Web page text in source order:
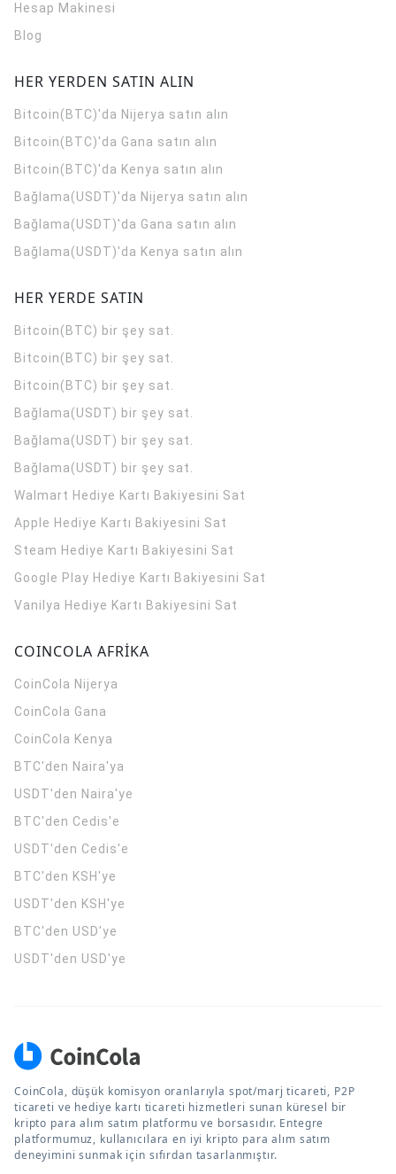
Hesap Makinesi
Blog
HER YERDEN SATIN ALIN
Bitcoin(BTC)'da Nijerya satın alın
Bitcoin(BTC)'da Gana satın alın
Bitcoin(BTC)'da Kenya satın alın
Bağlama(USDT)'da Nijerya satın alın
Bağlama(USDT)'da Gana satın alın
Bağlama(USDT)'da Kenya satın alın
HER YERDE SATIN
Bitcoin(BTC) bir şey sat.
Bitcoin(BTC) bir şey sat.
Bitcoin(BTC) bir şey sat.
Bağlama(USDT) bir şey sat.
Bağlama(USDT) bir şey sat.
Bağlama(USDT) bir şey sat.
Walmart Hediye Kartı Bakiyesini Sat
Apple Hediye Kartı Bakiyesini Sat
Steam Hediye Kartı Bakiyesini Sat
Google Play Hediye Kartı Bakiyesini Sat
Vanilya Hediye Kartı Bakiyesini Sat
COINCOLA AFRİKA
CoinCola Nijerya
CoinCola Gana
CoinCola Kenya
BTC'den Naira'ya
USDT'den Naira'ye
BTC'den Cedis'e
USDT'den Cedis'e
BTC'den KSH'ye
USDT'den KSH'ye
BTC'den USD'ye
USDT'den USD'ye
CoinCola, düşük komisyon oranlarıyla spot/marj ticareti, P2P
ticareti ve hediye kartı ticareti hizmetleri sunan küresel bir
kripto para alım satım platformu ve borsasıdır. Entegre
platformumuz, kullanıcılara en iyi kripto para alım satım
deneyimini sunmak için sıfırdan tasarlanmıştır.